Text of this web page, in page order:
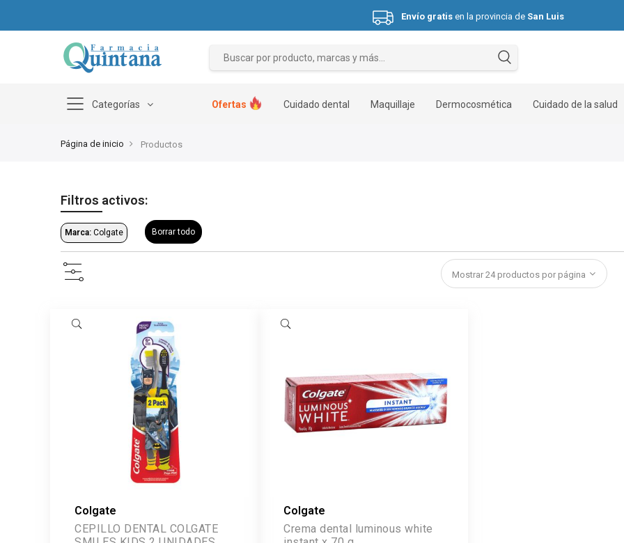
Envío gratis en la provincia de San Luis
Hasta 3 cuotas sin interés.
Categorías Ofertas Cuidado dental Maquillaje Dermocosmética Cuidado de la salud
Página de inicio Productos
Filtros activos:
Marca: Colgate Borrar todo
Colgate
CEPILLO DENTAL COLGATE
Colgate
Crema dental luminous white